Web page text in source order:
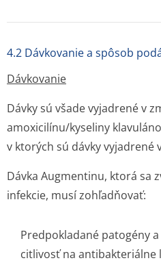
4.2 Dávkovanie a spôsob
Dávkovanie
Dávky sú všade vyjadrené v
amoxicilínu/ky­seliny
v ktorých sú dávky vyjadrené
Dávka Augmentinu, ktorá sa
infekcie, musí zohľadňovať:
Predpokladané patogény
citlivosť na antibakteriálne